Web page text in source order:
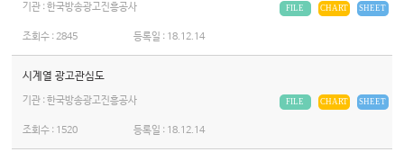
기관 : 한국방송광고진흥공사 SHEET
CHART
FILE
조회수 :2845 등록일 : 18.12.14
시계열 광고관심도
기관 : 한국방송광고진흥공사 SHEET
CHART
FILE
조회수 : 1520 등록일 : 18.12.14